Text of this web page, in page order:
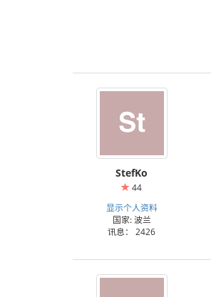
StefKo
44
显示个人资料
国家: 波兰
讯息： 2426